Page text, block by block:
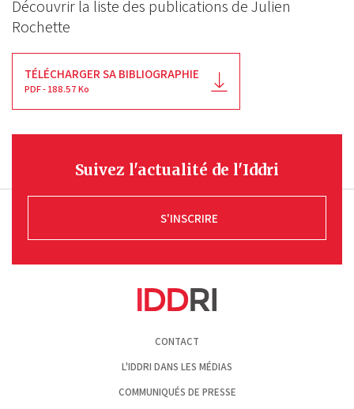
Découvrir la liste des publications de Julien
Rochette
TÉLÉCHARGER SA BIBLIOGRAPHIE
PDF - 188.57 Ko
Suivez l'actualité de l'Iddri
S'INSCRIRE
CONTACT
L'IDDRI DANS LES MÉDIAS
COMMUNIQUÉS DE PRESSE